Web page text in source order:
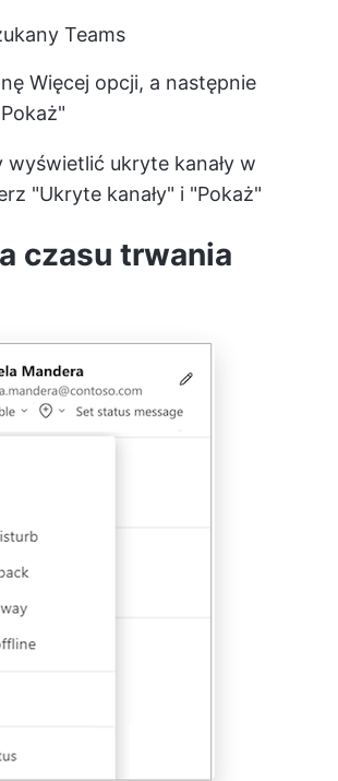
Teams
Więcej opcji, a następnie
wyświetlić ukryte kanały w
"Ukryte kanały" i "Pokaż"
czasu trwania